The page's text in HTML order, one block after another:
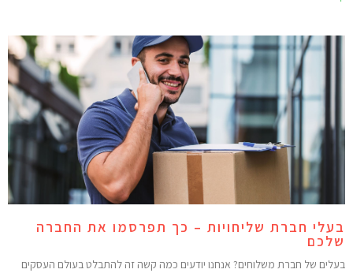
חברת שליחויות – כך תפרסמו את החברה
של חברת משלוחים? אנחנו יודעים כמה קשה זה להתבלט בעולם העסקים